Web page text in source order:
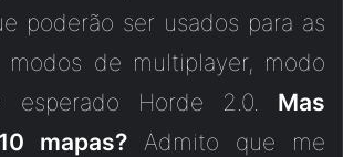
poderão ser usados para as
modos de multiplayer, modo
esperado Horde 2.0. Mas
mapas? Admito que me